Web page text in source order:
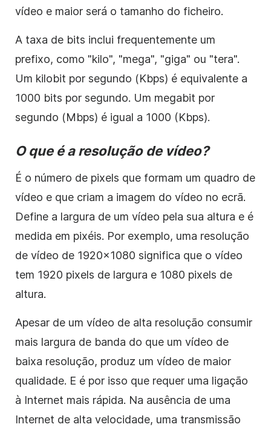
vídeo e maior será o tamanho do ficheiro.
A taxa de bits inclui frequentemente um
prefixo, como "kilo", "mega", "giga" ou "tera".
Um kilobit por segundo (Kbps) é equivalente a
1000 bits por segundo. Um megabit por
segundo (Mbps) é igual a 1000 (Kbps).
O que é a resolução de vídeo?
É o número de pixels que formam um quadro de
vídeo e que criam a imagem do vídeo no ecrã.
Define a largura de um vídeo pela sua altura e é
medida em pixéis. Por exemplo, uma resolução
de vídeo de 1920×1080 significa que o vídeo
tem 1920 pixels de largura e 1080 pixels de
altura.
Apesar de um vídeo de alta resolução consumir
mais largura de banda do que um vídeo de
baixa resolução, produz um vídeo de maior
qualidade. E é por isso que requer uma ligação
à Internet mais rápida. Na ausência de uma
Internet de alta velocidade, uma transmissão